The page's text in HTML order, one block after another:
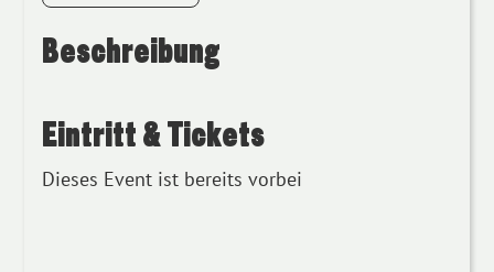
Beschreibung
Eintritt & Tickets
Dieses Event ist bereits vorbei